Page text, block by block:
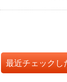
最近チェックし